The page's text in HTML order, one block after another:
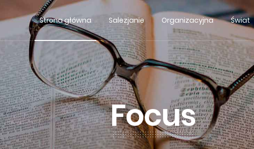
Strona główna Salezjanie Organizacyjna Świat
Focus